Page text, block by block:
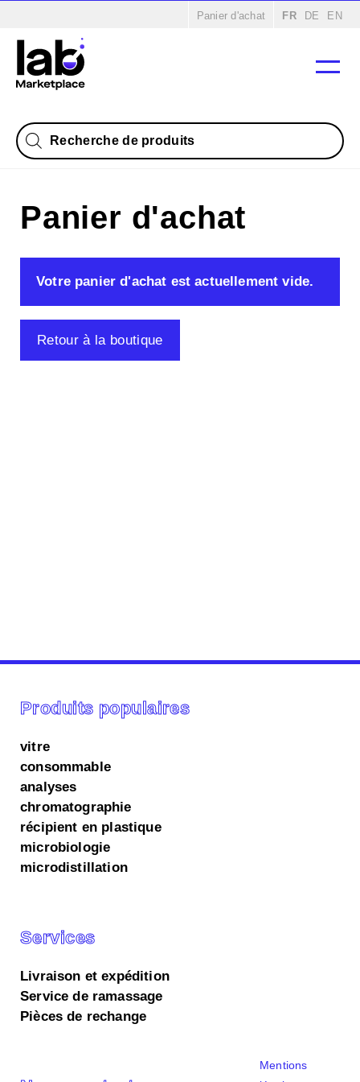
Panier d'achat FR DE EN
Recherche
de
produits
Panier d'achat
Votre panier d'achat est actuellement vide.
Retour à la boutique
Produits populaires
vitre
consommable
analyses
chromatographie
récipient en plastique
microbiologie
microdistillation
Services
Livraison et expédition
Service de ramassage
Pièces de rechange
Mentions